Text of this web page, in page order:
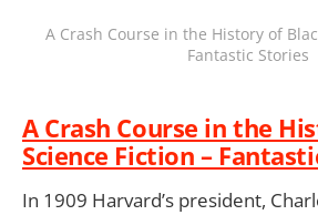
A Crash Course in the History of
Fantastic Stories
A Crash Course in the
Science Fiction –
In 1909 Harvard’s president,